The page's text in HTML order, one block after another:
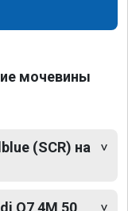
мочевины
(SCR) на
Q7 4M 50